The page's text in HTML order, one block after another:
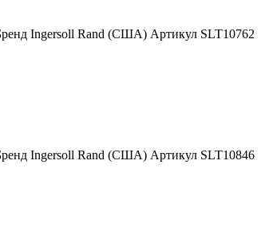
Ingersoll Rand (США) Артикул SLT10762
Ingersoll Rand (США) Артикул SLT10846